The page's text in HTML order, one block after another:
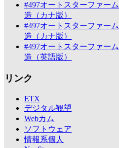
#497オートスターファー
造（カナ版）
#497オートスターファー
造（カナ版）
#497オートスターファー
造（英語版）
リンク
ETX
デジタル観望
Webカム
ソフトウェア
情報系個人